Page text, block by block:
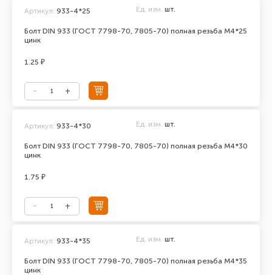
Болт DIN 933 (ГОСТ 7798-70, 7805-70) полная резьба М4*25
цинк
Артикул: 933-4*25 Ед. изм. шт.
1.25 ₽
Болт DIN 933 (ГОСТ 7798-70, 7805-70) полная резьба М4*30
цинк
Артикул: 933-4*30 Ед. изм. шт.
1.75 ₽
Болт DIN 933 (ГОСТ 7798-70, 7805-70) полная резьба М4*35
цинк
Артикул: 933-4*35 Ед. изм. шт.